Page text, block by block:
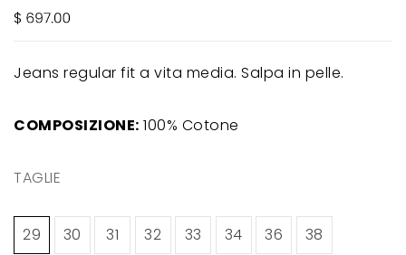
Jeans regular fit a vita media. Salpa in pelle.
COMPOSIZIONE: 100% Cotone
TAGLIE
29 30 31 32 33 34 36 38